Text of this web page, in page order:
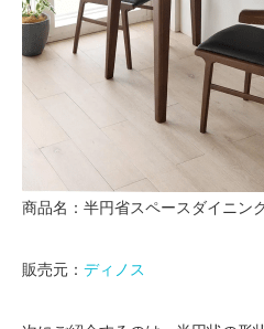
商品名：半円省スペースダイニン
販売元： ディノス